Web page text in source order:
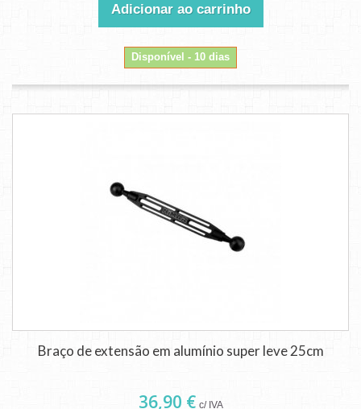
Adicionar ao carrinho
Disponível - 10 dias
Braço de extensão em alumínio super leve 25cm
36,90 € c/ IVA